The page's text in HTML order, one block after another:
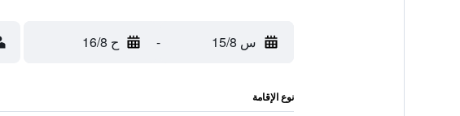
س 15/8 - ح 16/8
نوع الإقامة